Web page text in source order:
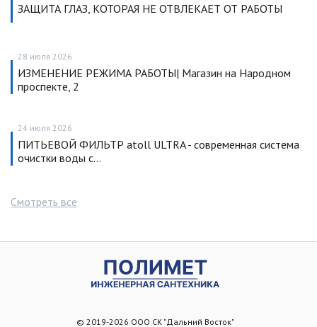
ЗАЩИТА ГЛАЗ, КОТОРАЯ НЕ ОТВЛЕКАЕТ ОТ РАБОТЫ
28 июля 2026
ИЗМЕНЕНИЕ РЕЖИМА РАБОТЫ| Магазин на Народном
проспекте, 2
24 июля 2026
ПИТЬЕВОЙ ФИЛЬТР atoll ULTRA - современная система
очистки воды с…
Смотреть все
© 2019-2026 ООО СК "Дальний Восток"